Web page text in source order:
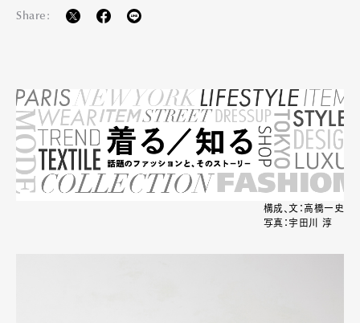
Share:
構成、文：高橋一史
写真：宇田川 淳